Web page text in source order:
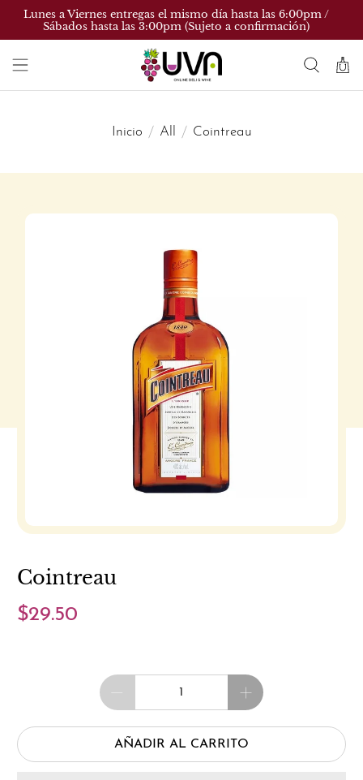
Lunes a Viernes entregas el mismo día hasta las 6:00pm /
Sábados hasta las 3:00pm (Sujeto a confirmación)
Inicio All Cointreau
Cointreau
$29.50
Cantidad
AÑADIR AL CARRITO